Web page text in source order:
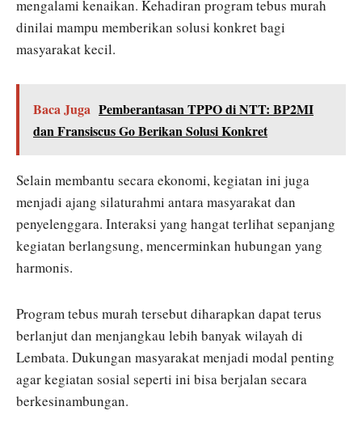
mengalami kenaikan. Kehadiran program tebus murah
dinilai mampu memberikan solusi konkret bagi
masyarakat kecil.
Baca Juga Pemberantasan TPPO di NTT: BP2MI
dan Fransiscus Go Berikan Solusi Konkret
Selain membantu secara ekonomi, kegiatan ini juga
menjadi ajang silaturahmi antara masyarakat dan
penyelenggara. Interaksi yang hangat terlihat sepanjang
kegiatan berlangsung, mencerminkan hubungan yang
harmonis.
Program tebus murah tersebut diharapkan dapat terus
berlanjut dan menjangkau lebih banyak wilayah di
Lembata. Dukungan masyarakat menjadi modal penting
agar kegiatan sosial seperti ini bisa berjalan secara
berkesinambungan.